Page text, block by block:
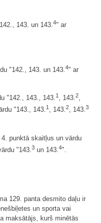
143. un 143.4" ar
"142., 143. un 143. 4" ar
"142., 143., 143.1 , 143.2,
"143., 143.1 , 143.2, 143.3
punktā skaitļus un vārdu
"143.3 un 143.4".
129. panta desmito daļu ir
un sporta vai
maksātājs, kurš minētās